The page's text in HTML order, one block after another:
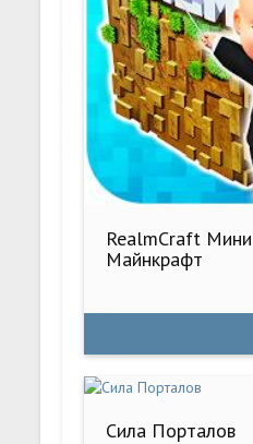
RealmCraft
Майнкрафт
Сила Порталов